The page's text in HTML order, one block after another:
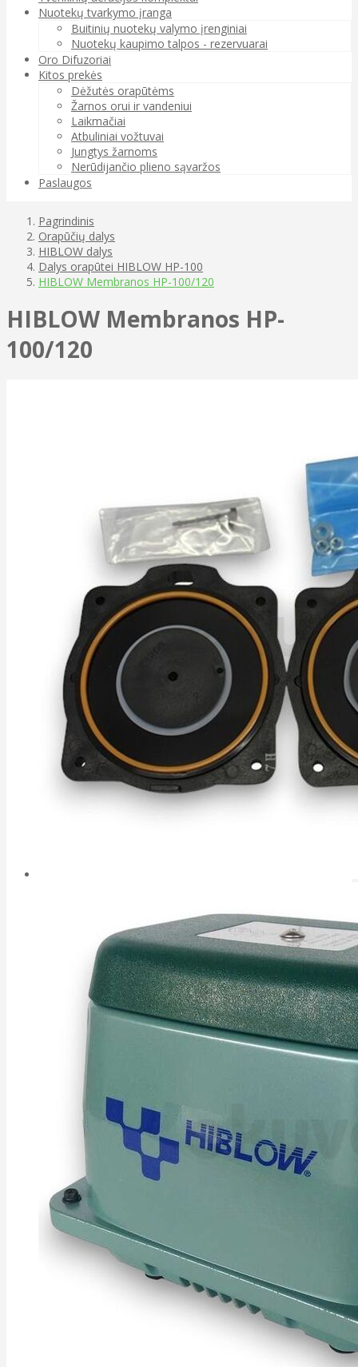
Nuotekų tvarkymo įranga
Buitinių nuotekų valymo įrenginiai
Nuotekų kaupimo talpos - rezervuarai
Oro Difuzoriai
Kitos prekės
Dėžutės orapūtėms
Žarnos orui ir vandeniui
Laikmačiai
Atbuliniai vožtuvai
Jungtys žarnoms
Nerūdijančio plieno sąvaržos
Paslaugos
Pagrindinis
Orapūčių dalys
HIBLOW dalys
Dalys orapūtei HIBLOW HP-100
HIBLOW Membranos HP-100/120
HIBLOW Membranos HP-
100/120